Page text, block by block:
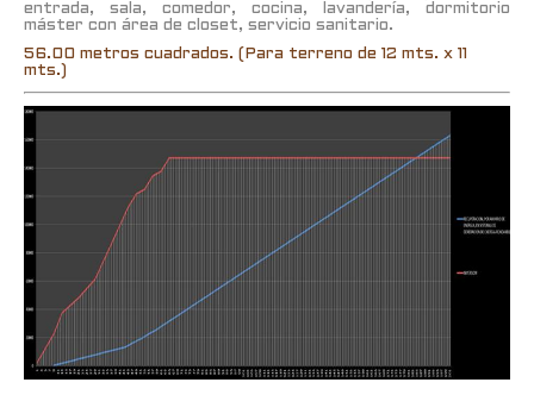
entrada, sala, comedor, cocina, lavandería, dormitorio
máster con área de closet, servicio sanitario.
56.00 metros cuadrados. (Para terreno de 12 mts. x 11
mts.)